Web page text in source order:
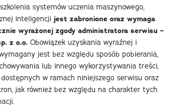
systemów uczenia maszynowego,
inteligencji jest zabronione oraz wymaga
wyrażonej zgody administratora serwisu –
z o.o. Obowiązek uzyskania wyraźnej i
jest bez względu sposób pobierania,
lub innego wykorzystywania treści,
w ramach niniejszego serwisu oraz
jak również bez względu na charakter tych